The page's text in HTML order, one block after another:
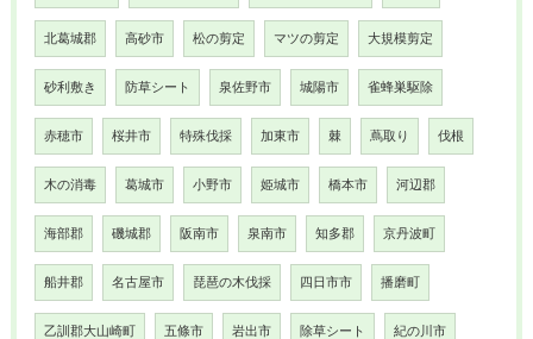
北葛城郡 高砂市 松の剪定 マツの剪定 大規模剪定
砂利敷き 防草シート 泉佐野市 城陽市 雀蜂巣駆除
赤穂市 桜井市 特殊伐採 加東市 棘 蔦取り 伐根
木の消毒 葛城市 小野市 姫城市 橋本市 河辺郡
海部郡 磯城郡 阪南市 泉南市 知多郡 京丹波町
船井郡 名古屋市 琵琶の木伐採 四日市市 播磨町
乙訓郡大山崎町 五條市 岩出市 除草シート 紀の川市